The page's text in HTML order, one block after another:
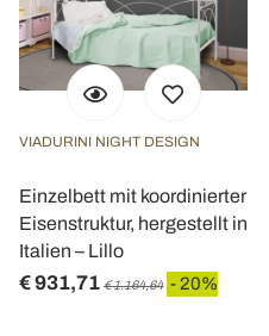
VIADURINI NIGHT DESIGN
Einzelbett mit koordinierter
Eisenstruktur, hergestellt in
Italien – Lillo
€ 931,71 € 1.164,64 - 20%